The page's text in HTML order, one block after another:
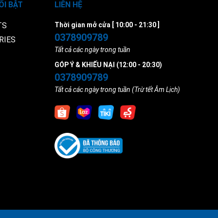
BẬT LIÊN HỆ
Thời gian mở cửa [ 10:00 - 21:30 ]
0378909789
Tất cả các ngày trong tuần
GÓP Ý & KHIẾU NẠI (12:00 - 20:30)
0378909789
Tất cả các ngày trong tuần (Trừ tết Âm Lịch)